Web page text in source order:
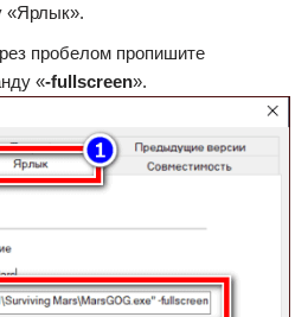
«Ярлык».
пробелом пропишите
«-fullscreen».